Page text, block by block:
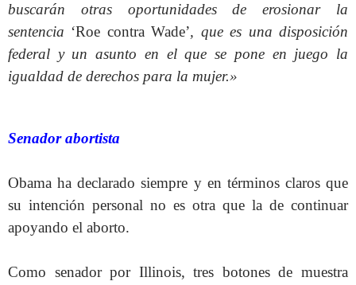
buscarán otras oportunidades de erosionar la
sentencia ‘Roe contra Wade’, que es una disposición
federal y un asunto en el que se pone en juego la
igualdad de derechos para la mujer.»
Senador abortista
Obama ha declarado siempre y en términos claros que
su intención personal no es otra que la de continuar
apoyando el aborto.
Como senador por Illinois, tres botones de muestra